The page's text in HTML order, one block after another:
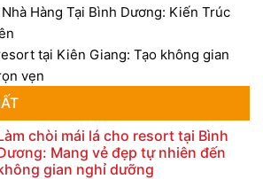
Hàng Tại Bình Dương: Kiến Trúc
tại Kiên Giang: Tạo không gian
vẹn
chòi mái lá cho resort tại Bình
Mang vẻ đẹp tự nhiên đến
gian nghỉ dưỡng